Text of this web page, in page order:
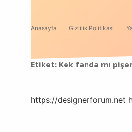
Anasayfa Gizlilik Politikası
Etiket: Kek fanda mı
https://designerforum.net